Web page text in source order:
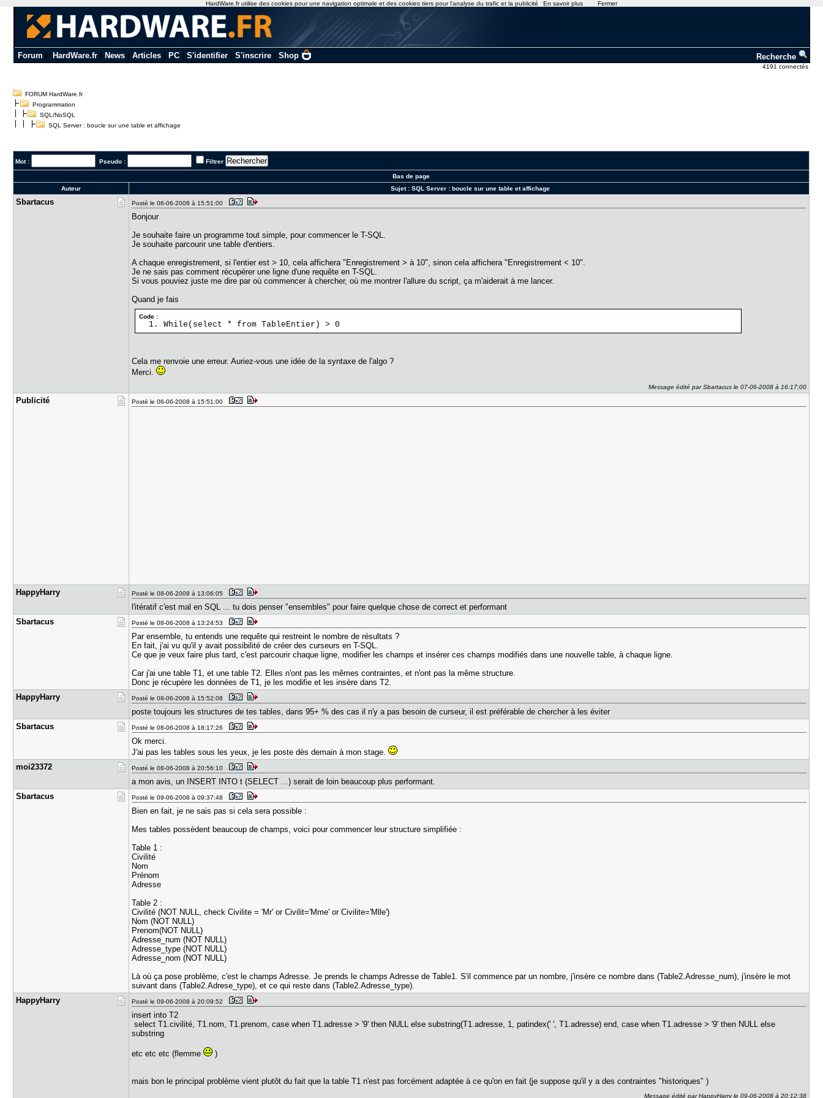
Forum HardWare.fr| News| Articles| PC| S'identifier| S'inscrire| Shop Recherche
4191 connectés
FORUM HardWare.fr
Programmation
SQL/NoSQL
SQL Server : boucle sur une table et affichage
Mot : Pseudo : Filtrer
Bas de page
Auteur
Sujet : SQL Server : boucle sur une table et affichage
Sbartacus Posté le 06-06-2008 à 15:51:00
Bonjour
Je souhaite faire un programme tout simple, pour commencer le T-SQL.
Je souhaite parcourir une table d'entiers.
A chaque enregistrement, si l'entier est > 10, cela affichera "Enregistrement > à 10", sinon cela affichera "Enregistrement < 10".
Je ne sais pas comment récupérer une ligne d'une requête en T-SQL.
Si vous pouviez juste me dire par où commencer à chercher, où me montrer l'allure du script, ça m'aiderait à me lancer.
Quand je fais
Code :
While(select * from TableEntier) > 0
Cela me renvoie une erreur. Auriez-vous une idée de la syntaxe de l'algo ?
Merci.
Message édité par Sbartacus le 07-06-2008 à 16:17:00
Publicité Posté le 06-06-2008 à 15:51:00
HappyHarry Posté le 08-06-2008 à 13:06:05
l'itératif c'est mal en SQL ... tu dois penser "ensembles" pour faire quelque chose de correct et performant
Sbartacus
Posté le 08-06-2008 à 13:24:53
Par ensemble, tu entends une requête qui restreint le nombre de résultats ?
En fait, j'ai vu qu'il y avait possibilité de créer des curseurs en T-SQL.
Ce que je veux faire plus tard, c'est parcourir chaque ligne, modifier les champs et insérer ces champs modifiés dans une nouvelle table, à chaque ligne.
Car j'ai une table T1, et une table T2. Elles n'ont pas les mêmes contraintes, et n'ont pas la même structure.
Donc je récupère les données de T1, je les modifie et les insère dans T2.
HappyHarry
Posté le 08-06-2008 à 15:52:08
poste toujours les structures de tes tables, dans 95+ % des cas il n'y a pas besoin de curseur, il est préférable de chercher à les éviter
Sbartacus
Posté le 08-06-2008 à 18:17:26
Ok merci.
J'ai pas les tables sous les yeux, je les poste dès demain à mon stage.
moi23372
Posté le 08-06-2008 à 20:56:10
a mon avis, un INSERT INTO t (SELECT ...) serait de loin beaucoup plus performant.
Sbartacus
Posté le 09-06-2008 à 09:37:48
Bien en fait, je ne sais pas si cela sera possible :
Mes tables possèdent beaucoup de champs, voici pour commencer leur structure simplifiée :
Table 1 :
Civilité
Nom
Prénom
Adresse
Table 2 :
Civilité (NOT NULL, check Civilite = 'Mr' or Civilit='Mme' or Civilite='Mlle')
Nom (NOT NULL)
Prenom(NOT NULL)
Adresse_num (NOT NULL)
Adresse_type (NOT NULL)
Adresse_nom (NOT NULL)
Là où ça pose problème, c'est le champs Adresse. Je prends le champs Adresse de Table1. S'il commence par un nombre, j'insère ce nombre dans (Table2.Adresse_num), j'insère le mot
suivant dans (Table2.Adrese_type), et ce qui reste dans (Table2.Adresse_type).
HappyHarry
Posté le 09-06-2008 à 20:09:52
insert into T2
select T1.civilité, T1.nom, T1.prenom, case when T1.adresse > '9' then NULL else substring(T1.adresse, 1, patindex(' ', T1.adresse) end, case when T1.adresse > '9' then NULL else
substring
etc etc etc (flemme )
mais bon le principal problème vient plutôt du fait que la table T1 n'est pas forcément adaptée à ce qu'on en fait (je suppose qu'il y a des contraintes "historiques" )
Message édité par HappyHarry le 09-06-2008 à 20:12:38
HardWare.fr utilise des cookies pour une navigation optimale et des cookies tiers pour l'analyse du trafic et la publicité En savoir plus Fermer